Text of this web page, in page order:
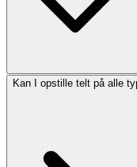
Kan I opstille telt på alle